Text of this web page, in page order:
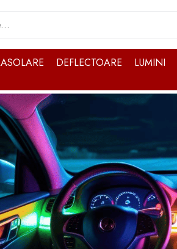
DEFLECTOARE LUMINI